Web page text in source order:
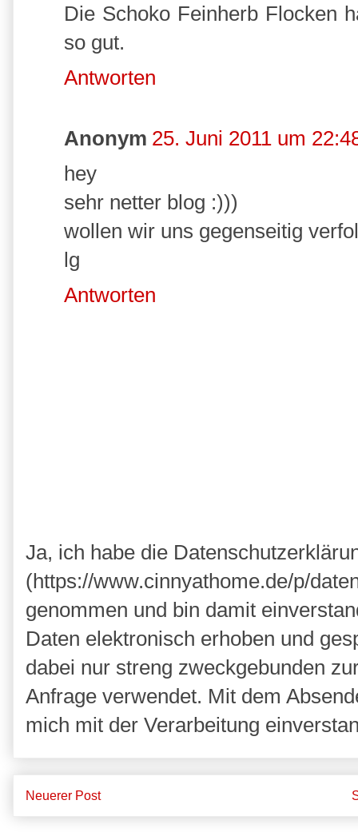
Die Schoko Feinherb Flocken
so gut.
Antworten
Anonym 25. Juni 2011 um
hey
sehr netter blog :)))
wollen wir uns gegenseitig
lg
Antworten
Ja, ich habe die
(https://www.cinnyathome.de/p/
genommen und bin damit
Daten elektronisch erhoben und
dabei nur streng zweckgebunden
Anfrage verwendet. Mit dem
mich mit der Verarbeitung
Neuerer Post